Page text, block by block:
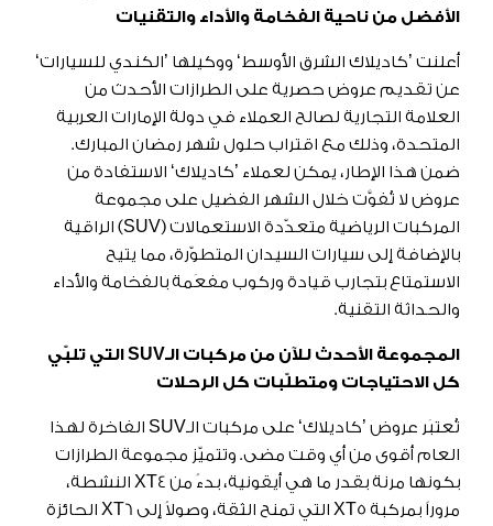
الأفضل من ناحية الفخامة والأداء والتقنيات
أعلنت ’كاديلاك الشرق الأوسط‘ ووكيلها ’الكندي للسيارات‘
عن تقديم عروض حصرية على الطرازات الأحدث من
العلامة التجارية لصالح العملاء في دولة الإمارات العربية
المتحدة، وذلك مع اقتراب حلول شهر رمضان المبارك.
ضمن هذا الإطار، يمكن لعملاء ’كاديلاك‘ الاستفادة من
عروض لا تُفوَّت خلال الشهر الفضيل على مجموعة
المركبات الرياضية متعدّدة الاستعمالات (SUV) الراقية
بالإضافة إلى سيارات السيدان المتطوّرة، مما يتيح
الاستمتاع بتجارب قيادة وركوب مفعَمة بالفخامة والأداء
والحداثة التقنية.
المجموعة الأحدث للآن من مركبات الـSUVالتي تلبّي
كل الاحتياجات ومتطلّبات كل الرحلات
تُعتبَر عروض ’كاديلاك‘ على مركبات الـSUV الفاخرة لهذا
العام أقوى من أي وقت مضى. وتتميّز مجموعة الطرازات
بكونها مرنة بقدر ما هي أيقونية، بدءً من XT4 النشطة،
مروراً بمركبة XT5 التي تمنح الثقة، وصولاً إلى XT6 الحائزة